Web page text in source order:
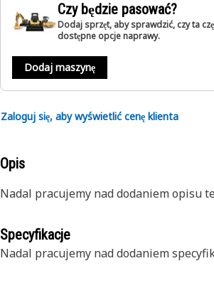
Czy będzie pasować?
Dodaj sprzęt, aby sprawdzić, czy ta
dostępne opcje naprawy.
Dodaj maszynę
Zaloguj się, aby wyświetlić cenę klienta
Opis
Nadal pracujemy nad dodaniem opisu
Specyfikacje
Nadal pracujemy nad dodaniem